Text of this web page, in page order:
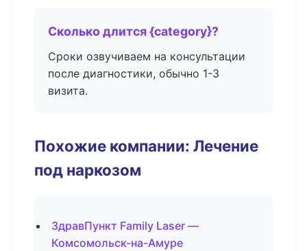
Сколько длится {category}?
Сроки озвучиваем на консультации
после диагностики, обычно 1-3
визита.
Похожие компании: Лечение
под наркозом
ЗдравПункт Family Laser —
Комсомольск-на-Амуре